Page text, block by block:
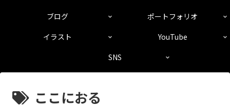
ブログ
ポートフォリオ
イラスト
YouTube
SNS
ここにおる